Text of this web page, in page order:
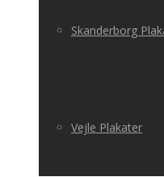
Skanderborg
Vejle Plakater